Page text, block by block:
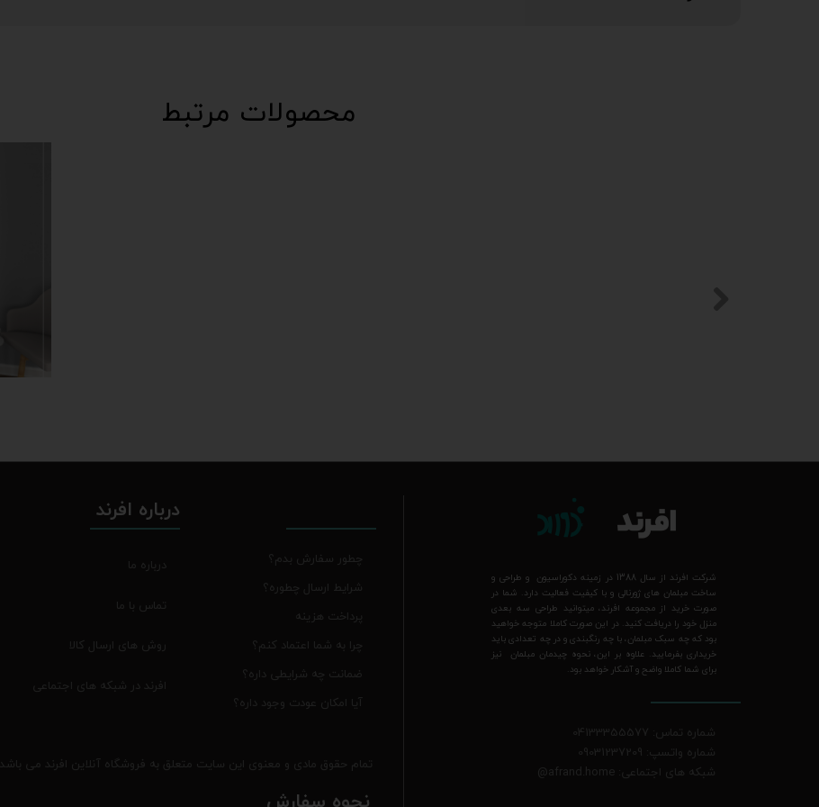
محصولات مرتبط
شرکت افرند از سال 1388 در زمینه دکوراسیون و طراحی و
ساخت مبلمان های ژورنالی و با کیفیت فعالیت دارد. شما در
صورت خرید از مجموعه افرند، میتوانید طراحی سه بعدی
منزل خود را دریافت کنید. در این صورت کاملا متوجه خواهید
بود که چه سبک مبلمان، با چه رنگبندی و در چه تعدادی باید
خریداری بفرمایید. علاوه بر این، نحوه چیدمان مبلمان نیز
برای شما کاملا واضح و آشکار خواهد بود.
شماره تماس: 04133355577
شماره واتسپ: 09031237209
شبکه های اجتماعی: afrand.home
@
چطور سفارش بدم؟
شرایط ارسال چطوره؟
پرداخت هزینه
چرا به شما اعتماد کنم؟
ضمانت چه شرایطی داره؟
آیا امکان عودت وجود داره؟
تمام حقوق مادی و معنوی این سایت متعلق به فروشگاه آنلاین افرند می باشد.
درباره افرند
درباره ما
تماس با ما
روش های ارسال کالا
افرند در شبکه های اجتماعی